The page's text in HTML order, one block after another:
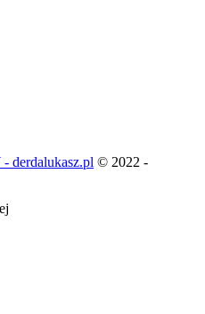
derdalukasz.pl © 2022 -